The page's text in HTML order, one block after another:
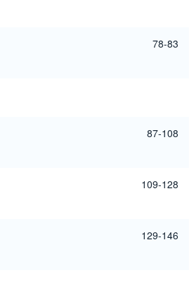
78-83
87-108
109-128
129-146